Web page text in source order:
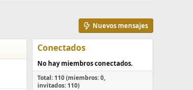
Nuevos mensajes
Conectados
No hay miembros conectados.
Total: 110 (miembros: 0,
invitados: 110)